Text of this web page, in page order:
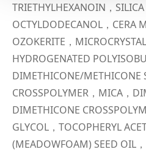
TRIETHYLHEXANOIN，
OCTYLDODECANOL，CERA
OZOKERITE，
HYDROGENATED
DIMETHICONE/METHICONE
CROSSPOLYMER，MICA，
DIMETHICONE
GLYCOL，TOCOPHERYL
(MEADOWFOAM) SEED OIL，